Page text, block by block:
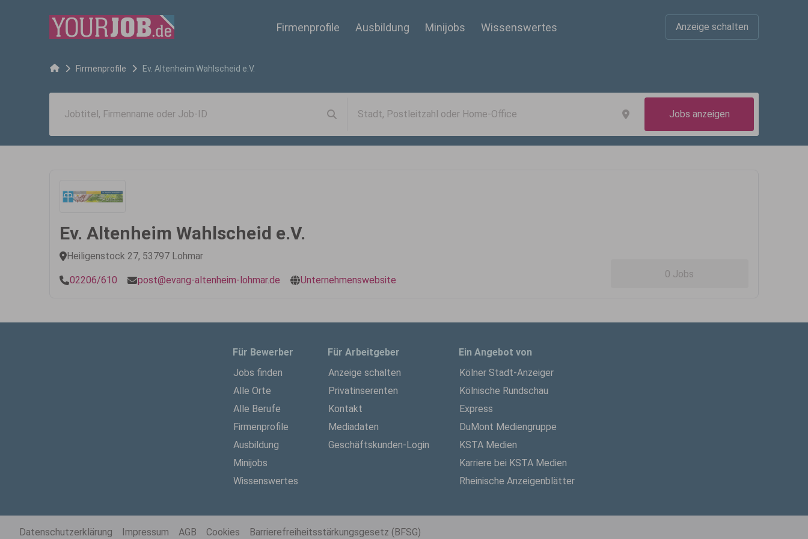
Firmenprofile Ausbildung Minijobs Wissenswertes Anzeige schalten
Firmenprofile Ev. Altenheim Wahlscheid e.V.
Jobs anzeigen
Ev. Altenheim Wahlscheid e.V.
Heiligenstock 27, 53797 Lohmar
02206/610 post@evang-altenheim-lohmar.de Unternehmenswebsite
0 Jobs
Für Bewerber
Jobs finden
Alle Orte
Alle Berufe
Firmenprofile
Ausbildung
Minijobs
Wissenswertes
Für Arbeitgeber
Anzeige schalten
Privatinserenten
Kontakt
Mediadaten
Geschäftskunden-Login
Ein Angebot von
Kölner Stadt-Anzeiger
Kölnische Rundschau
Express
DuMont Mediengruppe
KSTA Medien
Karriere bei KSTA Medien
Rheinische Anzeigenblätter
Datenschutzerklärung Impressum AGB Cookies Barrierefreiheitsstärkungsgesetz (BFSG)